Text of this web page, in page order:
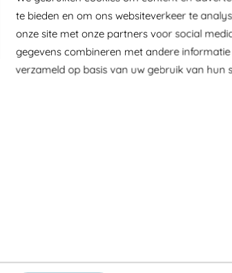
te bieden en om ons websiteverkeer te
onze site met onze partners voor social
gegevens combineren met andere
verzameld op basis van uw gebruik van hun